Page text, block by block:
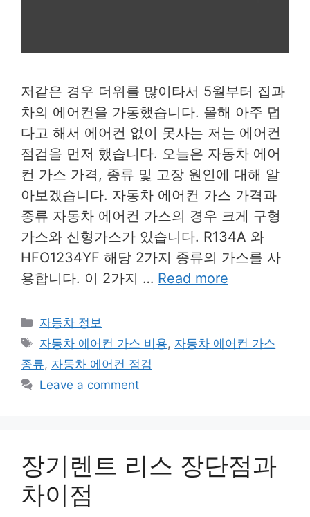
저같은 경우 더위를 많이타서 5월부터 집과
차의 에어컨을 가동했습니다. 올해 아주 덥
다고 해서 에어컨 없이 못사는 저는 에어컨
점검을 먼저 했습니다. 오늘은 자동차 에어
컨 가스 가격, 종류 및 고장 원인에 대해 알
아보겠습니다. 자동차 에어컨 가스 가격과
종류 자동차 에어컨 가스의 경우 크게 구형
가스와 신형가스가 있습니다. R134A 와
HFO1234YF 해당 2가지 종류의 가스를 사
용합니다. 이 2가지 … Read more
Categories
자동차 정보
Tags
자동차 에어컨 가스 비용, 자동차 에어컨 가스
종류, 자동차 에어컨 점검
Leave a comment
장기렌트 리스 장단점과
차이점